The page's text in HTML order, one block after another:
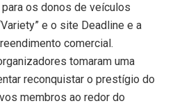
os donos de veículos
e o site Deadline e a
comercial.
tomaram uma
reconquistar o prestígio do
membros ao redor do